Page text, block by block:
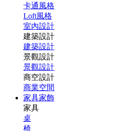
卡通風格
Loft風格
室內設計
建築設計
建築設計
景觀設計
景觀設計
商空設計
商業空間
家具家飾
家具
桌
椅